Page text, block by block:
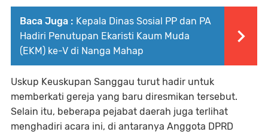
Baca Juga : Kepala Dinas Sosial PP dan PA
Hadiri Penutupan Ekaristi Kaum Muda
(EKM) ke-V di Nanga Mahap
Uskup Keuskupan Sanggau turut hadir untuk
memberkati gereja yang baru diresmikan tersebut.
Selain itu, beberapa pejabat daerah juga terlihat
menghadiri acara ini, di antaranya Anggota DPRD